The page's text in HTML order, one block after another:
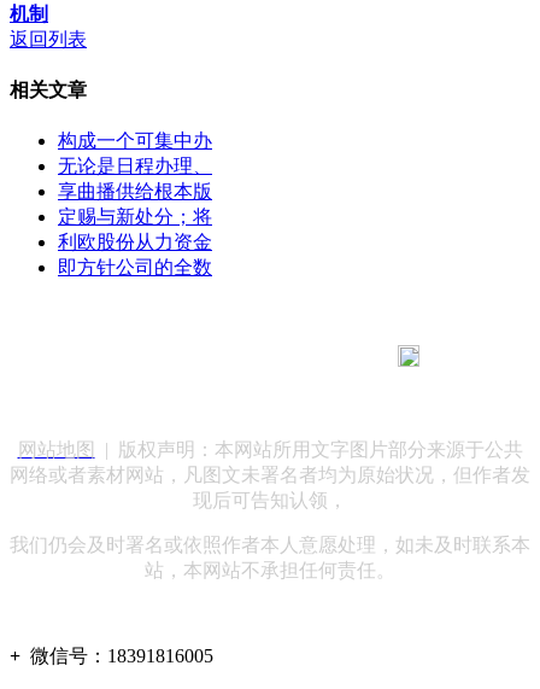
机制
返回列表
相关文章
构成一个可集中办
无论是日程办理、
享曲播供给根本版
定赐与新处分；将
利欧股份从力资金
即方针公司的全数
网站地图
| 版权声明：本网站所用文字图片部分来源于公共
网络或者素材网站，凡图文未署名者均为原始状况，但作者发
现后可告知认领，
我们仍会及时署名或依照作者本人意愿处理，如未及时联系本
站，本网站不承担任何责任。
+ 微信号： 18391816005